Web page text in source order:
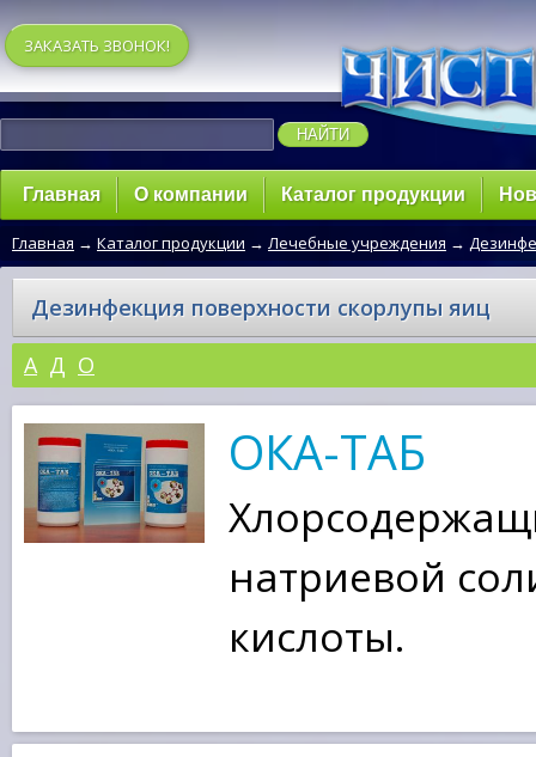
ЗАКАЗАТЬ ЗВОНОК!
Главная О компании Каталог продукции
Главная → Каталог продукции → Лечебные учреждения →
Дезинфекция поверхности скорлупы яиц
A Д О
ОКА-ТАБ
натриевой
кислоты.